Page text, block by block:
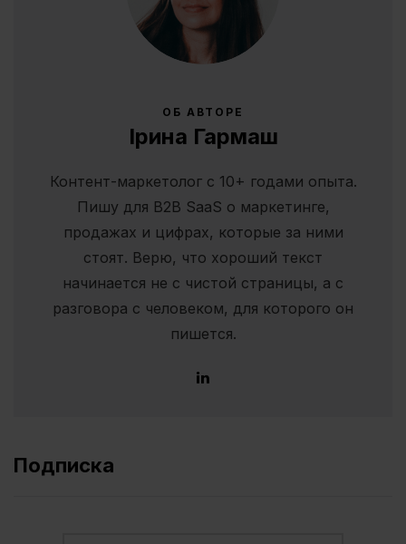
ОБ АВТОРЕ
Ірина Гармаш
Контент-маркетолог с 10+ годами опыта.
Пишу для B2B SaaS о маркетинге,
продажах и цифрах, которые за ними
стоят. Верю, что хороший текст
начинается не с чистой страницы, а с
разговора с человеком, для которого он
пишется.
Подписка